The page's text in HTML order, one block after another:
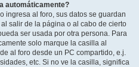
automáticamente?
ingresa al foro, sus datos se guardan
salir de la página o al cabo de cierto
ser usada por otra persona. Para
solo marque la casilla al
al foro desde un PC compartido, e.j.
etc. Si no ve la casilla, significa